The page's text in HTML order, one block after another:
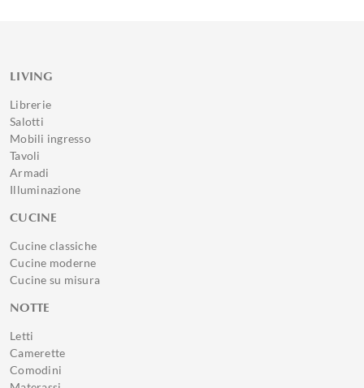
LIVING
Librerie
Salotti
Mobili ingresso
Tavoli
Armadi
Illuminazione
CUCINE
Cucine classiche
Cucine moderne
Cucine su misura
NOTTE
Letti
Camerette
Comodini